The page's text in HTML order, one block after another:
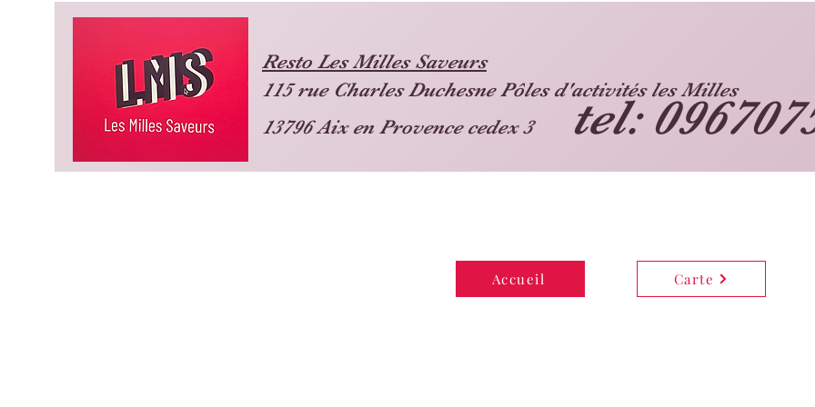
Resto Les Milles Saveurs
115 rue Charles Duchesne Pôles d'activités les Milles
13796 Aix en Provence cedex 3
tel:
Accueil Carte